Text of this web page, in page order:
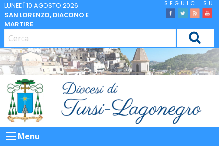
Skip
to
content
LUNEDÌ 10 AGOSTO 2026
SAN LORENZO, DIACONO E
MARTIRE
facebook
Twitter
Feed
CERCA
Menu